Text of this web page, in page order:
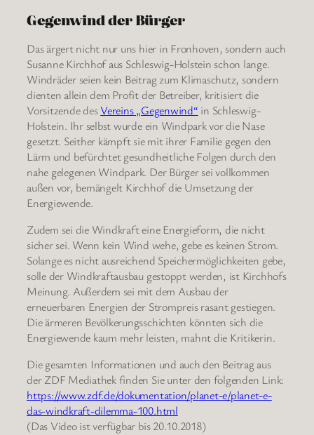
Gegenwind der Bürger
Das ärgert nicht nur uns hier in Fronhoven, sondern auch
Susanne Kirchhof aus Schleswig-Holstein schon lange.
Windräder seien kein Beitrag zum Klimaschutz, sondern
dienten allein dem Profit der Betreiber, kritisiert die
Vorsitzende desVereins „Gegenwind“ in Schleswig-
Holstein. Ihr selbst wurde ein Windpark vor die Nase
gesetzt. Seither kämpft sie mit ihrer Familie gegen den
Lärm und befürchtet gesundheitliche Folgen durch den
nahe gelegenen Windpark. Der Bürger sei vollkommen
außen vor, bemängelt Kirchhof die Umsetzung der
Energiewende.
Zudem sei die Windkraft eine Energieform, die nicht
sicher sei. Wenn kein Wind wehe, gebe es keinen Strom.
Solange es nicht ausreichend Speichermöglichkeiten gebe,
solle der Windkraftausbau gestoppt werden, ist Kirchhofs
Meinung. Außerdem sei mit dem Ausbau der
erneuerbaren Energien der Strompreis rasant gestiegen.
Die ärmeren Bevölkerungsschichten könnten sich die
Energiewende kaum mehr leisten, mahnt die Kritikerin.
Die gesamten Informationen und auch den Beitrag aus
der ZDF Mediathek finden Sie unter den folgenden Link:
https://www.zdf.de/dokumentation/planet-e/planet-e-
das-windkraft-dilemma-100.html
(Das Video ist verfügbar bis 20.10.2018)